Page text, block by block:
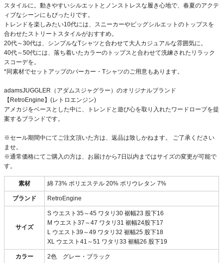
スタイルに。動きやすいシルエットとノンストレスな履き心地で、春夏のアクテ
ィブなシーンにもぴったりです。
トレンドを楽しみたい10代には、スニーカーやビッグシルエットのトップスを
合わせたストリートスタイルがおすすめ。
20代～30代は、シンプルなTシャツと合わせて大人カジュアルな雰囲気に。
40代～50代には、落ち着いたカラーのトップスと合わせて洗練されたリラック
スコーデを。
*同素材でセットアップのパーカー・Tシャツのご用意もあります。
adamsJUGGLER（アダムスジャグラー）のオリジナルブランド
【RetroEngine】(レトロエンジン)
アメカジをベースとした中に、トレンドと遊び心を取り入れたワードローブを提
案するブランドです。
※セール期間中にてご注文頂いた方は、返品は致しかねます。 ご了承ください
ませ。
※通常価格にてご購入の方は、お届けから7日以内まではサイズの変更が可能で
す。
素材 綿 73% ポリエステル 20% ポリウレタン 7%
ブランド RetroEngine
サイズ
S ウエスト35～45 ワタリ30 裾幅23 股下16
M ウエスト37～47 ワタリ31 裾幅24股下17
L ウエスト39～49 ワタリ32 裾幅25 股下18
XL ウエスト41～51 ワタリ33 裾幅26 股下19
カラー 2色 グレー・ブラック